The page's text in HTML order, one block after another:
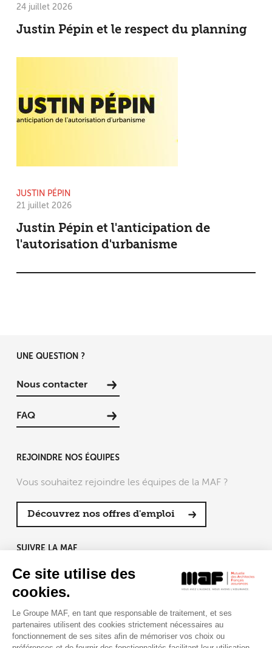
Ce site utilise des
cookies.
Le Groupe MAF, en tant que responsable de traitement, et ses
partenaires utilisent des cookies strictement nécessaires au
fonctionnement de ses sites afin de mémoriser vos choix ou
24 juillet 2026
Justin Pépin et le respect du planning
JUSTIN PÉPIN
21 juillet 2026
Justin Pépin et l'anticipation de
l'autorisation d'urbanisme
UNE QUESTION ?
Nous contacter
FAQ
REJOINDRE NOS ÉQUIPES
Vous souhaitez rejoindre les équipes de la MAF ?
Découvrez nos offres d'emploi
SUIVRE LA MAF
RETROUVEZ-NOUS SUR :